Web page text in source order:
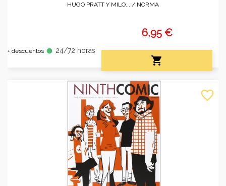
HUGO PRATT Y MILO... / NORMA
+ descuentos fiber_manual_record 24/72 horas
6,95 €

favorite_border